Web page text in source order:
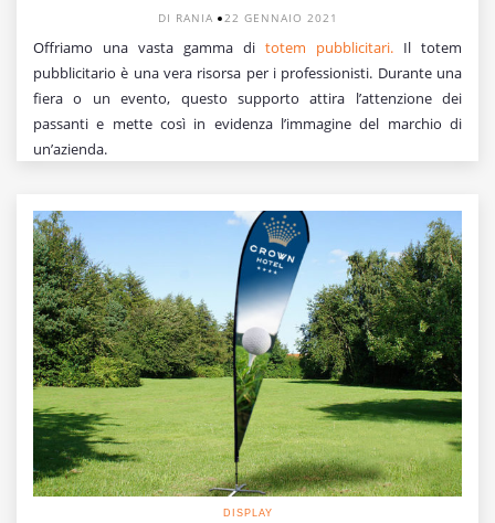
DI RANIA
22 GENNAIO 2021
Offriamo una vasta gamma di totem pubblicitari. Il totem
pubblicitario è una vera risorsa per i professionisti. Durante una
fiera o un evento, questo supporto attira l’attenzione dei
passanti e mette così in evidenza l’immagine del marchio di
un’azienda.
DISPLAY